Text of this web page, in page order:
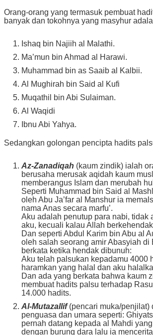
Orang-orang yang termasuk pembuat
banyak dan tokohnya yang masyhur
Ishaq bin Najiih al Malathi.
Ma’mun bin Ahmad al Harawi.
Muhammad bin as Saaib al Kalbii.
Al Mughirah bin Said al Kufi
Muqathil bin Abi Sulaiman.
Al Waqidi
Ibnu Abi Yahya.
Sedangkan golongan pencipta hadits
Az-Zanadiqah (kaum zindik) ialah
berusaha merusak aqidah kaum
memberangus Islam dan merubah
Seperti Muhammad bin Said al
oleh Abu Ja’far al Manshur ia
nama Anas secara marfu’.
Aku adalah penutup para nabi, tidak
aku, kecuali kalau Allah
Dan seperti Abdul Karim bin Abu al
oleh salah seorang amir Abasyiah di
berkata ketika hendak dibunuh:
Aku telah palsukan kepadamu 4000
haramkan yang halal dan aku
Dan ada yang berkata bahwa kaum
membuat hadits palsu terhadap
14.000 hadits.
Al-Mutazallif(pencari muka/penjilat)
penguasa dan umara seperti:
pernah datang kepada al Mahdi
dengan burung dara lalu ia